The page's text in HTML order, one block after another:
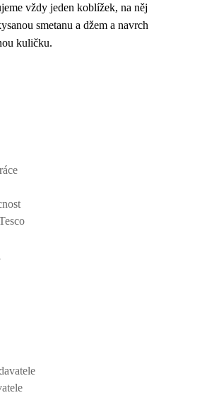
vždy jeden koblížek, na něj
smetanu a džem a navrch
kuličku.